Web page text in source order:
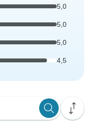
5,0
5,0
5,0
4,5